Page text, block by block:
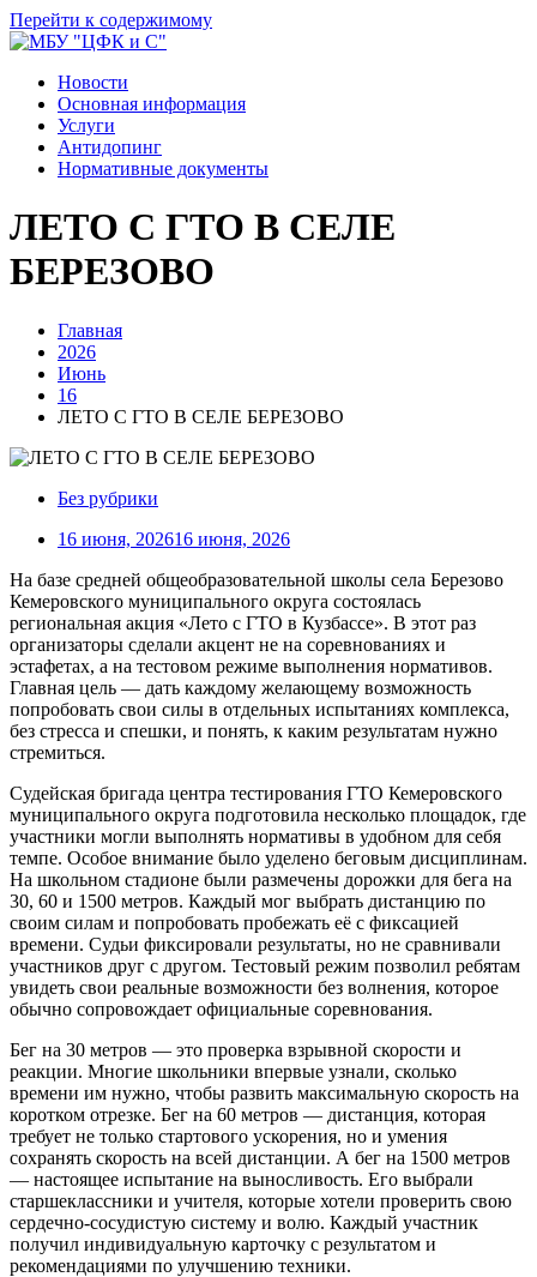
Перейти к содержимому
Новости
Основная информация
Услуги
Антидопинг
Нормативные документы
ЛЕТО С ГТО В СЕЛЕ
БЕРЕЗОВО
Главная
2026
Июнь
16
ЛЕТО С ГТО В СЕЛЕ БЕРЕЗОВО
Без рубрики
16 июня, 202616 июня, 2026
На базе средней общеобразовательной школы села Березово
Кемеровского муниципального округа состоялась
региональная акция «Лето с ГТО в Кузбассе». В этот раз
организаторы сделали акцент не на соревнованиях и
эстафетах, а на тестовом режиме выполнения нормативов.
Главная цель — дать каждому желающему возможность
попробовать свои силы в отдельных испытаниях комплекса,
без стресса и спешки, и понять, к каким результатам нужно
стремиться.
Судейская бригада центра тестирования ГТО Кемеровского
муниципального округа подготовила несколько площадок, где
участники могли выполнять нормативы в удобном для себя
темпе. Особое внимание было уделено беговым дисциплинам.
На школьном стадионе были размечены дорожки для бега на
30, 60 и 1500 метров. Каждый мог выбрать дистанцию по
своим силам и попробовать пробежать её с фиксацией
времени. Судьи фиксировали результаты, но не сравнивали
участников друг с другом. Тестовый режим позволил ребятам
увидеть свои реальные возможности без волнения, которое
обычно сопровождает официальные соревнования.
Бег на 30 метров — это проверка взрывной скорости и
реакции. Многие школьники впервые узнали, сколько
времени им нужно, чтобы развить максимальную скорость на
коротком отрезке. Бег на 60 метров — дистанция, которая
требует не только стартового ускорения, но и умения
сохранять скорость на всей дистанции. А бег на 1500 метров
— настоящее испытание на выносливость. Его выбрали
старшеклассники и учителя, которые хотели проверить свою
сердечно-сосудистую систему и волю. Каждый участник
получил индивидуальную карточку с результатом и
рекомендациями по улучшению техники.